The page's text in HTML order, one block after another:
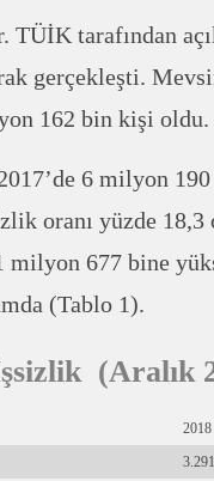
tarafından
gerçekleşti.
162 bin kişi oldu.
6 milyon
oranı yüzde 18,3
1 milyon 677 bine
(Tablo 1).
(Aralık
2018
3.291